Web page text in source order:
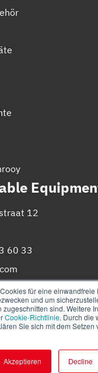
für eine einwandfreie
und um
zugeschnitten sind. Weitere
Cookie-Richtlinie. Durch die
Sie sich mit dem Setzen
Akzeptieren Decline
12
60 33